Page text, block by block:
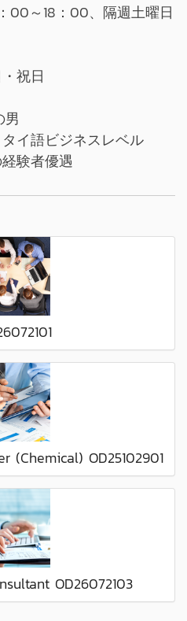
～18：00、隔週土曜日
祝日
ビジネスレベル
者優遇
(Chemical) OD25102901
OD26072103